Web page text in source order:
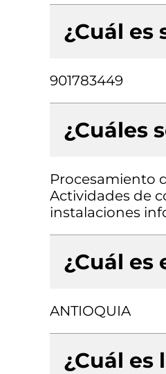
¿Cuál es
901783449
¿Cuáles
Procesamiento
Actividades de
instalaciones
¿Cuál
ANTIOQUIA
¿Cuál es